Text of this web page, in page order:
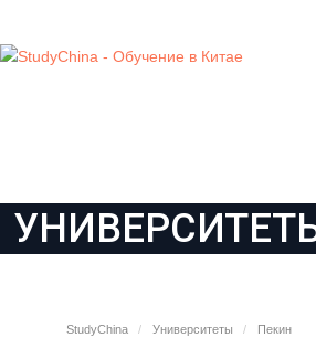
StudyChina Университеты Пекин